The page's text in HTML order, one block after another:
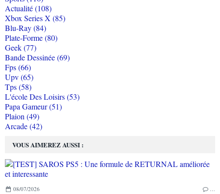
VOUS AIMEREZ AUSSI :
08/07/2026
Actualité (108)
Xbox Series X (85)
Blu-Ray (84)
Plate-Forme (80)
Geek (77)
Bande Dessinée (69)
Fps (66)
Upv (65)
Tps (58)
L'école Des Loisirs (53)
Papa Gameur (51)
Plaion (49)
Arcade (42)